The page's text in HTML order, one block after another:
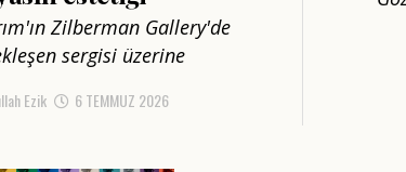
Zilberman Gallery'de
sergisi üzerine
Ezik 6 TEMMUZ 2026